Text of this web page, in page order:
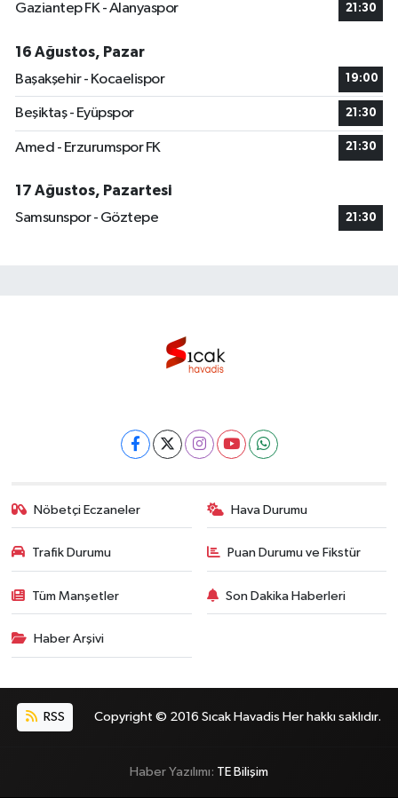
Gaziantep FK - Alanyaspor 21:30
16 Ağustos, Pazar
Başakşehir - Kocaelispor
19:00
Beşiktaş - Eyüpspor 21:30
Amed - Erzurumspor FK 21:30
17 Ağustos, Pazartesi
Samsunspor - Göztepe
21:30
Nöbetçi Eczaneler Hava Durumu
Trafik Durumu Puan Durumu ve Fikstür
Tüm Manşetler Son Dakika Haberleri
Haber Arşivi
RSS Copyright © 2016 Sıcak Havadis Her hakkı saklıdır.
Haber Yazılımı: TE Bilişim